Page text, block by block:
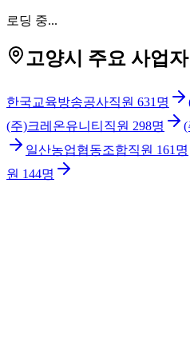
로딩 중...
고양시 주요 사업자
한국교육방송공사직원 631 명
(주)크레온유니티 직원 298명 (
일산농업협동조합직원 161 명
원 144명